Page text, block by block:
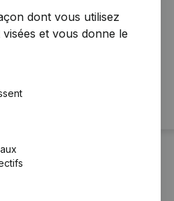
dont vous utilisez
et vous donne le